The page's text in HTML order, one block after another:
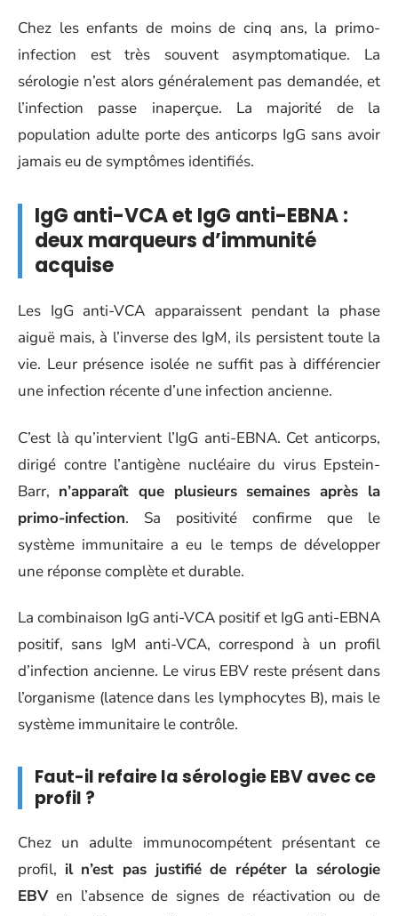
Chez les enfants de moins de cinq ans, la primo-
infection est très souvent asymptomatique. La
sérologie n’est alors généralement pas demandée, et
l’infection passe inaperçue. La majorité de la
population adulte porte des anticorps IgG sans avoir
jamais eu de symptômes identifiés.
IgG anti-VCA et IgG anti-EBNA :
deux marqueurs d’immunité
acquise
Les IgG anti-VCA apparaissent pendant la phase
aiguë mais, à l’inverse des IgM, ils persistent toute la
vie. Leur présence isolée ne suffit pas à différencier
une infection récente d’une infection ancienne.
C’est là qu’intervient l’IgG anti-EBNA. Cet anticorps,
dirigé contre l’antigène nucléaire du virus Epstein-
Barr, n’apparaît que plusieurs semaines après la
primo-infection. Sa positivité confirme que le
système immunitaire a eu le temps de développer
une réponse complète et durable.
La combinaison IgG anti-VCA positif et IgG anti-EBNA
positif, sans IgM anti-VCA, correspond à un profil
d’infection ancienne. Le virus EBV reste présent dans
l’organisme (latence dans les lymphocytes B), mais le
système immunitaire le contrôle.
Faut-il refaire la sérologie EBV avec ce
profil ?
Chez un adulte immunocompétent présentant ce
profil, il n’est pas justifié de répéter la sérologie
EBVen l’absence de signes de réactivation ou de